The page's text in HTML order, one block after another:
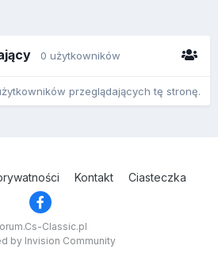
0 użytkowników
przeglądających tę stronę.
Kontakt Ciasteczka
Classic.pl
by Invision Community